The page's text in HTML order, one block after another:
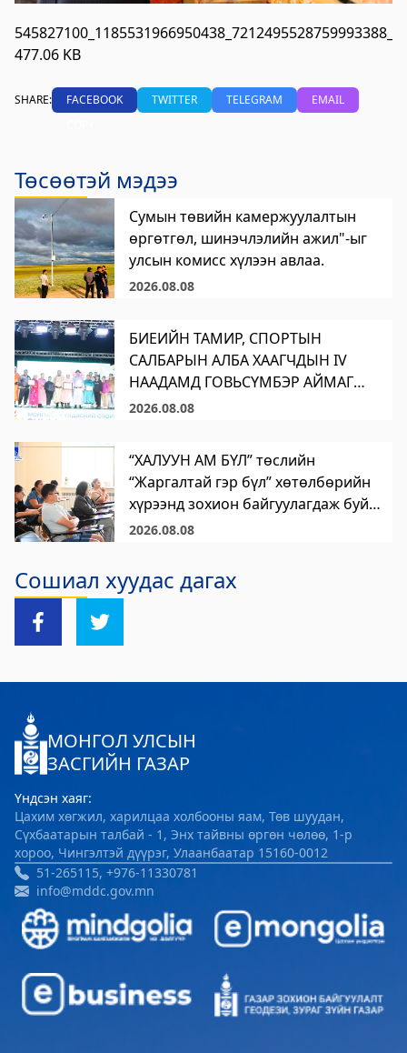
477.06 KB
SHARE: FACEBOOK TWITTER TELEGRAM
EMAIL
Төсөөтэй мэдээ
Сумын төвийн камержуулалтын
өргөтгөл, шинэчлэлийн ажил"-ыг
улсын комисс хүлээн авлаа.
2026.08.08
БИЕИЙН ТАМИР, СПОРТЫН
САЛБАРЫН АЛБА ХААГЧДЫН IV
НААДАМД ГОВЬСҮМБЭР АЙМАГ
АМЖИЛТТАЙ ОРОЛЦЛОО
2026.08.08
“ХАЛУУН АМ БҮЛ” төслийн
“Жаргалтай гэр бүл” хөтөлбөрийн
хүрээнд зохион байгуулагдаж буй
“Дүрслэх урлаг ба сэтгэл зүйн гэр
байгуулагдлаа.
2026.08.08
Сошиал хуудас дагах
МОНГОЛ УЛСЫН
ЗАСГИЙН ГАЗАР
Үндсэн хаяг:
Цахим хөгжил, харилцаа холбооны яам, Төв шуудан,
Сүхбаатарын талбай - 1, Энх тайвны өргөн чөлөө, 1-р
хороо, Чингэлтэй дүүрэг, Улаанбаатар 15160-0012
51-265115, +976-11330781
info@mddc.gov.mn